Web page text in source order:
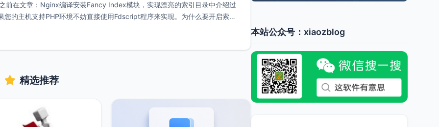
前在文章：Nginx编译安装Fancy Index模块，实现漂亮的索引目录中介绍过
的主机支持PHP环境不妨直接使用Fdscript程序来实现。为什么要开启索引
精选推荐
本站公众号：xiaozblog